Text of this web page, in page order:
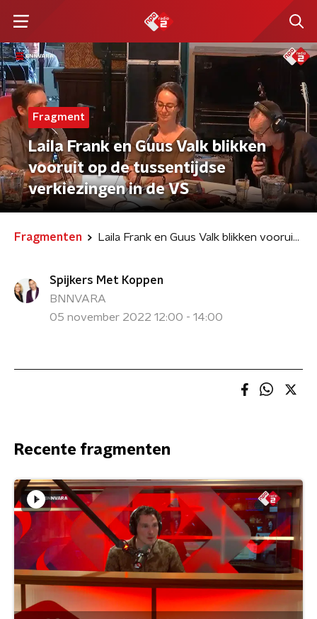
Fragment
Laila Frank en Guus Valk blikken
vooruit op de tussentijdse
verkiezingen in de VS
Fragmenten Laila Frank en Guus Valk blikken vooruit op de tussentijdse verkiezingen in de VS
Spijkers Met Koppen
BNNVARA
05 november 2022 12:00 - 14:00
Recente fragmenten